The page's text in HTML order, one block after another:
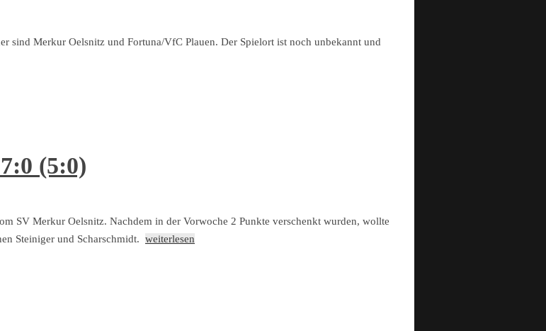
sind Merkur Oelsnitz und Fortuna/VfC Plauen. Der Spielort ist noch unbekannt und
(5:0)
SV Merkur Oelsnitz. Nachdem in der Vorwoche 2 Punkte verschenkt wurden, wollte
Steiniger und Scharschmidt. weiterlesen